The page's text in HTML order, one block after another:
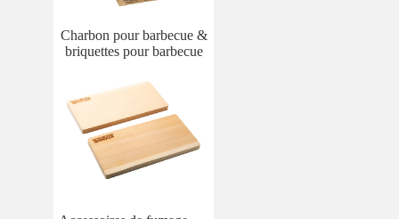
Charbon pour barbecue &
briquettes pour barbecue